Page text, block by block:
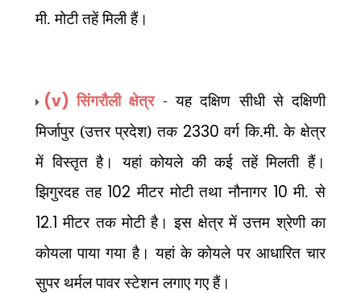
मी. मोटी तहें मिली हैं।
(v)सिंगरौली क्षेत्र - यह दक्षिण सीधी से दक्षिणी
मिर्जापुर (उत्तर प्रदेश) तक 2330 वर्ग कि.मी. के क्षेत्र
में विस्तृत है। यहां कोयले की कई तहें मिलती हैं।
झिगुरदह तह 102 मीटर मोटी तथा नौनागर 10 मी. से
12.1 मीटर तक मोटी है। इस क्षेत्र में उत्तम श्रेणी का
कोयला पाया गया है। यहां के कोयले पर आधारित चार
सुपर थर्मल पावर स्टेशन लगाए गए हैं।